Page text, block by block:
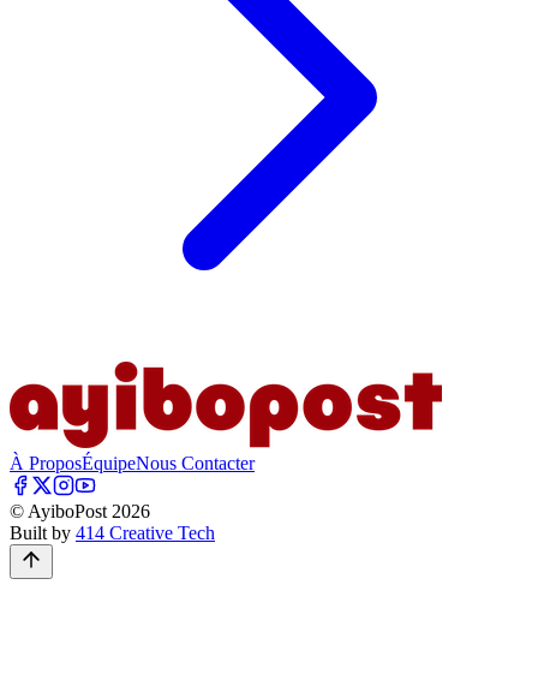
À ProposÉquipeNous Contacter
© AyiboPost2026
Built by 414 Creative Tech